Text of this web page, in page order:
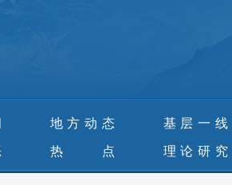
地方动态 基层一线
热 点 理论研究